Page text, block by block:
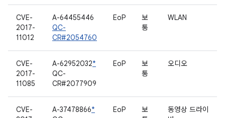
CVE-
2017-
11012
A-64455446
QC-
CR#2054760
EoP
보
통
WLAN
CVE-
2017-
11085
A-62952032*
QC-
CR#2077909
EoP
보
통
오디오
CVE-
A-37478866*
EoP
보
동영상 드라이